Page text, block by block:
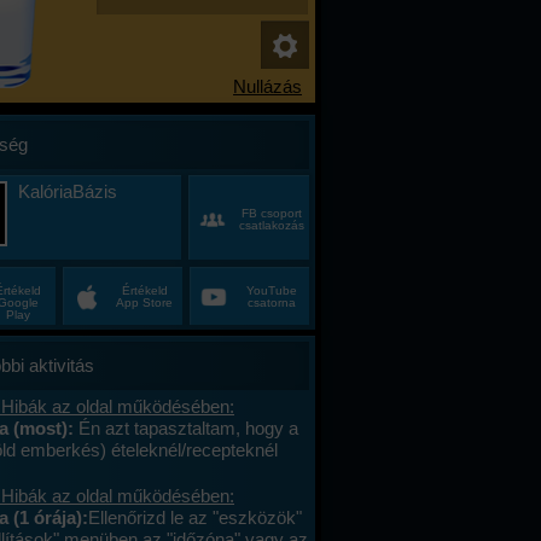
KalóriaBázis
FB csoport
csatlakozás
Play
Értékeld
App Store
YouTube
csatorna
aktivitás
az oldal működésében:
(most): Én azt tapasztaltam, hogy a
emberkés) ételeknél/recepteknél
Viszont (szerintem) nem kell/érdemes
közösbe ajánlani
huszadszor ami egyszer már fent
az oldal működésében:
(1 órája):Ellenőrizd le az "eszközök"